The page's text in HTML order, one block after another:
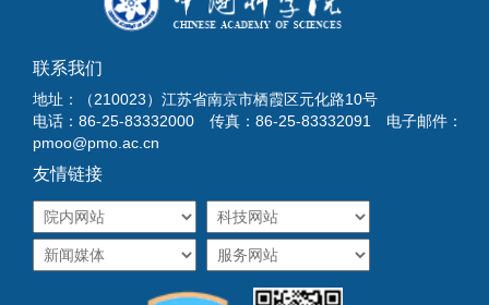
联系我们
地址：（210023）江苏省南京市栖霞区元化路10号
电话：86-25-83332000 传真：86-25-83332091 电子邮件：
pmoo@pmo.ac.cn
友情链接